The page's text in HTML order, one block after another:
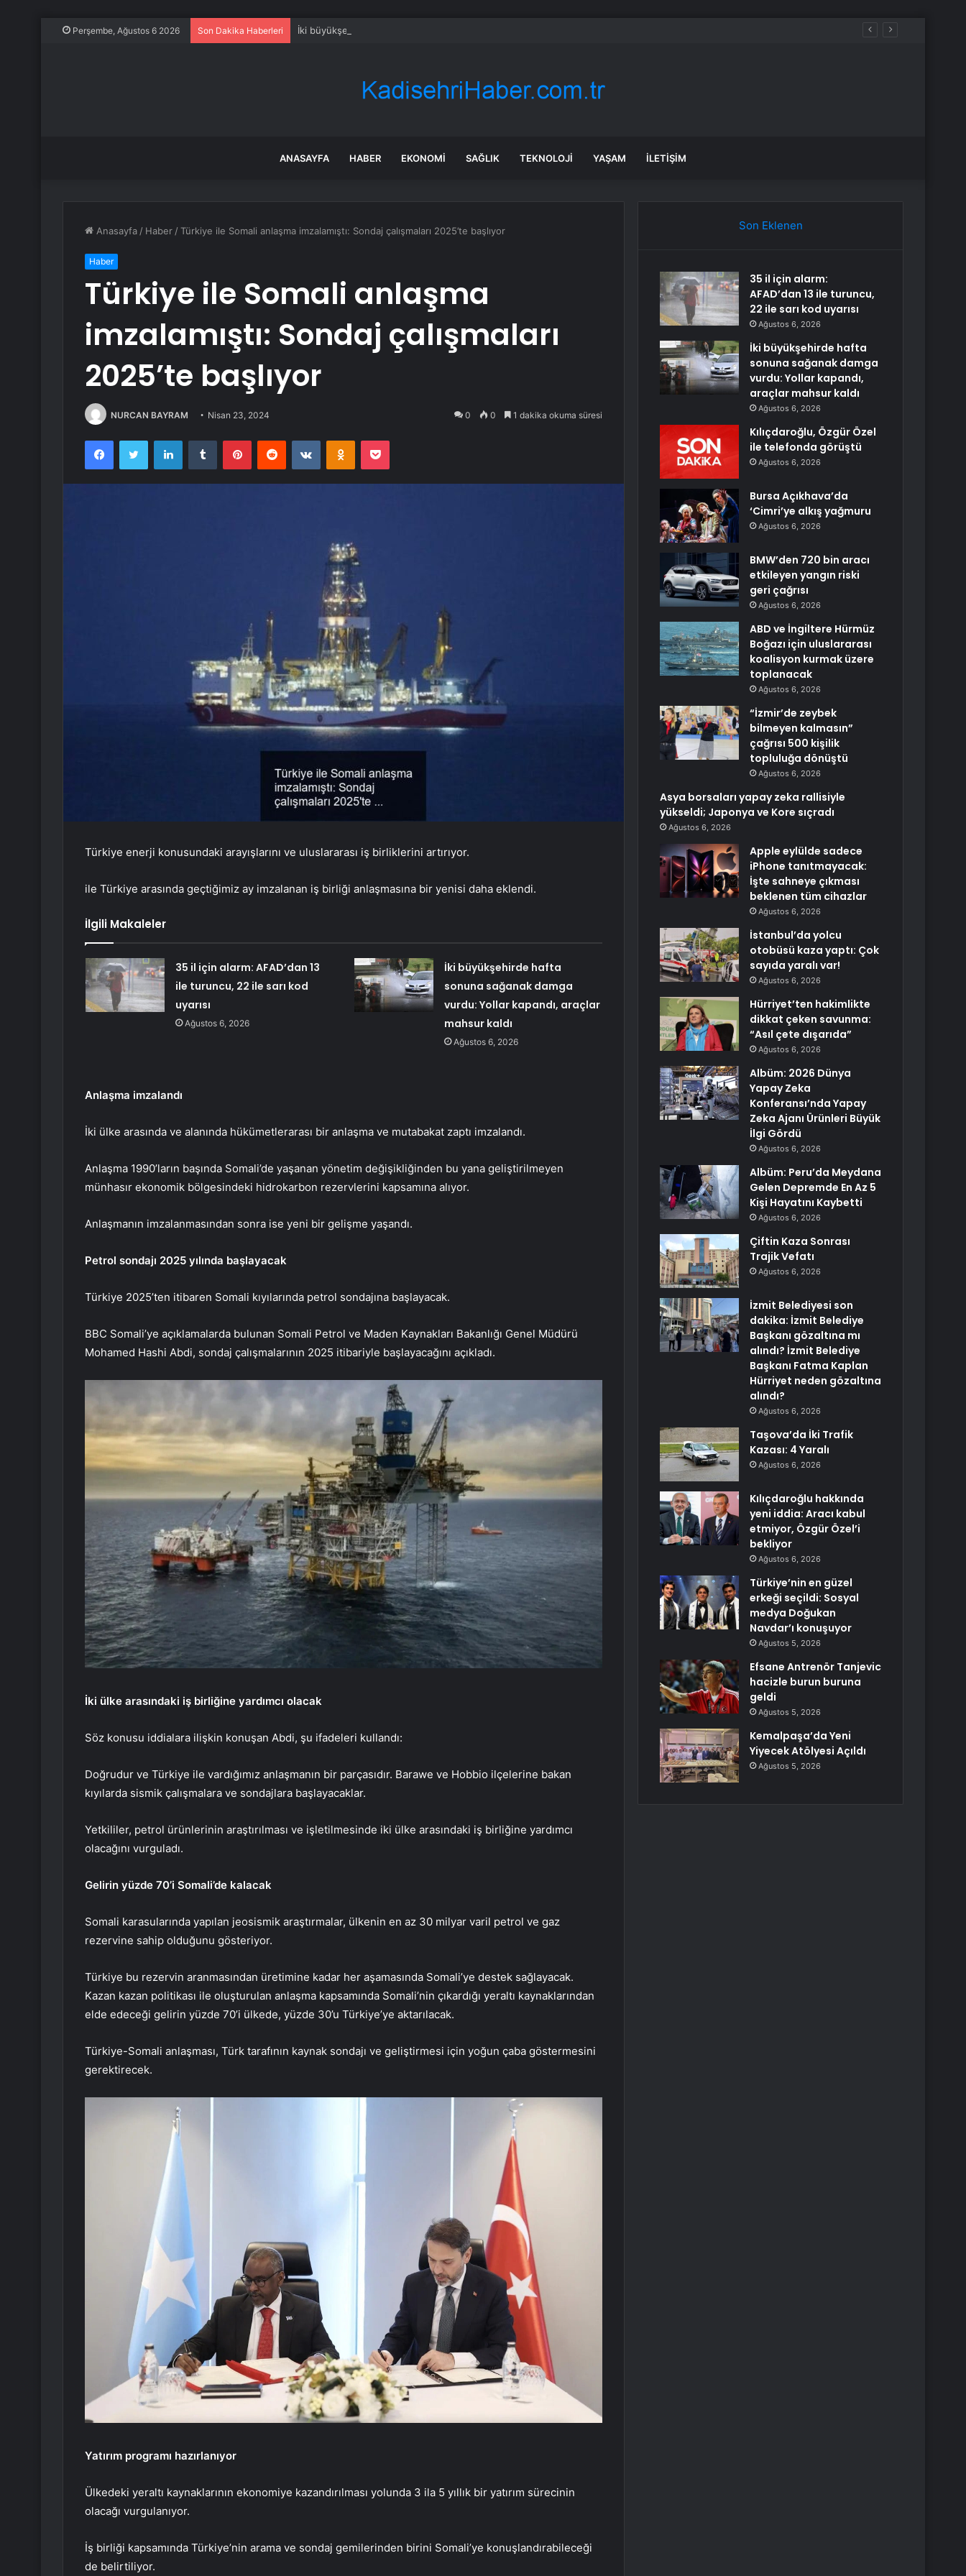
Perşembe, Ağustos 6 2026 Son Dakika Haberleri İki büyükşehirde hafta sonuna sağanak damga vurdu: Yollar kapandı, araçlar mahsur kaldı
ANASAYFA HABER EKONOMI SAĞLIK TEKNOLOJI YAŞAM İLETIŞIM
Anasayfa / Haber /Türkiye ile Somali anlaşma imzalamıştı: Sondaj çalışmaları 2025’te başlıyor
Haber
Türkiye ile Somali anlaşma
imzalamıştı: Sondaj çalışmaları
2025’te başlıyor
NURCAN BAYRAM Nisan 23, 2024 0 0 1 dakika okuma süresi
FacebookTwitter LinkedInTumblr PinterestReddit VKontakteOdnoklassniki
Pocket
Türkiye enerji konusundaki arayışlarını ve uluslararası iş birliklerini artırıyor.
ile Türkiye arasında geçtiğimiz ay imzalanan iş birliği anlaşmasına bir yenisi daha eklendi.
İlgili Makaleler
35 il için alarm: AFAD’dan 13
ile turuncu, 22 ile sarı kod
uyarısı
Ağustos 6, 2026
İki büyükşehirde hafta
sonuna sağanak damga
vurdu: Yollar kapandı, araçlar
mahsur kaldı
Ağustos 6, 2026
Anlaşma imzalandı
İki ülke arasında ve alanında hükümetlerarası bir anlaşma ve mutabakat zaptı imzalandı.
Anlaşma 1990’ların başında Somali’de yaşanan yönetim değişikliğinden bu yana geliştirilmeyen
münhasır ekonomik bölgesindeki hidrokarbon rezervlerini kapsamına alıyor.
Anlaşmanın imzalanmasından sonra ise yeni bir gelişme yaşandı.
Petrol sondajı 2025 yılında başlayacak
Türkiye 2025’ten itibaren Somali kıyılarında petrol sondajına başlayacak.
BBC Somali’ye açıklamalarda bulunan Somali Petrol ve Maden Kaynakları Bakanlığı Genel Müdürü
Mohamed Hashi Abdi, sondaj çalışmalarının 2025 itibariyle başlayacağını açıkladı.
İki ülke arasındaki iş birliğine yardımcı olacak
Söz konusu iddialara ilişkin konuşan Abdi, şu ifadeleri kullandı:
Doğrudur ve Türkiye ile vardığımız anlaşmanın bir parçasıdır. Barawe ve Hobbio ilçelerine bakan
kıyılarda sismik çalışmalara ve sondajlara başlayacaklar.
Yetkililer, petrol ürünlerinin araştırılması ve işletilmesinde iki ülke arasındaki iş birliğine yardımcı
olacağını vurguladı.
Gelirin yüzde 70’i Somali’de kalacak
Somali karasularında yapılan jeosismik araştırmalar, ülkenin en az 30 milyar varil petrol ve gaz
rezervine sahip olduğunu gösteriyor.
Türkiye bu rezervin aranmasından üretimine kadar her aşamasında Somali’ye destek sağlayacak.
Kazan kazan politikası ile oluşturulan anlaşma kapsamında Somali’nin çıkardığı yeraltı kaynaklarından
elde edeceği gelirin yüzde 70’i ülkede, yüzde 30’u Türkiye’ye aktarılacak.
Türkiye-Somali anlaşması, Türk tarafının kaynak sondajı ve geliştirmesi için yoğun çaba göstermesini
gerektirecek.
Yatırım programı hazırlanıyor
Ülkedeki yeraltı kaynaklarının ekonomiye kazandırılması yolunda 3 ila 5 yıllık bir yatırım sürecinin
olacağı vurgulanıyor.
İş birliği kapsamında Türkiye’nin arama ve sondaj gemilerinden birini Somali’ye konuşlandırabileceği
de belirtiliyor.
Son Eklenen
35 il için alarm:
AFAD’dan 13 ile turuncu,
22 ile sarı kod uyarısı
Ağustos 6, 2026
İki büyükşehirde hafta
sonuna sağanak damga
vurdu: Yollar kapandı,
araçlar mahsur kaldı
Ağustos 6, 2026
Kılıçdaroğlu, Özgür Özel
ile telefonda görüştü
Ağustos 6, 2026
Bursa Açıkhava’da
‘Cimri’ye alkış yağmuru
Ağustos 6, 2026
BMW’den 720 bin aracı
etkileyen yangın riski
geri çağrısı
Ağustos 6, 2026
ABD ve İngiltere Hürmüz
Boğazı için uluslararası
koalisyon kurmak üzere
toplanacak
Ağustos 6, 2026
“İzmir’de zeybek
bilmeyen kalmasın”
çağrısı 500 kişilik
topluluğa dönüştü
Ağustos 6, 2026
Asya borsaları yapay zeka rallisiyle
yükseldi; Japonya ve Kore sıçradı
Ağustos 6, 2026
Apple eylülde sadece
iPhone tanıtmayacak:
İşte sahneye çıkması
beklenen tüm cihazlar
Ağustos 6, 2026
İstanbul’da yolcu
otobüsü kaza yaptı: Çok
sayıda yaralı var!
Ağustos 6, 2026
Hürriyet’ten hakimlikte
dikkat çeken savunma:
“Asıl çete dışarıda”
Ağustos 6, 2026
Albüm: 2026 Dünya
Yapay Zeka
Konferansı’nda Yapay
Zeka Ajanı Ürünleri Büyük
İlgi Gördü
Ağustos 6, 2026
Albüm: Peru’da Meydana
Gelen Depremde En Az 5
Kişi Hayatını Kaybetti
Ağustos 6, 2026
Çiftin Kaza Sonrası
Trajik Vefatı
Ağustos 6, 2026
İzmit Belediyesi son
dakika: İzmit Belediye
Başkanı gözaltına mı
alındı? İzmit Belediye
Başkanı Fatma Kaplan
Hürriyet neden gözaltına
alındı?
Ağustos 6, 2026
Taşova’da İki Trafik
Kazası: 4 Yaralı
Ağustos 6, 2026
Kılıçdaroğlu hakkında
yeni iddia: Aracı kabul
etmiyor, Özgür Özel’i
bekliyor
Ağustos 6, 2026
Türkiye’nin en güzel
erkeği seçildi: Sosyal
medya Doğukan
Navdar’ı konuşuyor
Ağustos 5, 2026
Efsane Antrenör Tanjevic
hacizle burun buruna
geldi
Ağustos 5, 2026
Kemalpaşa’da Yeni
Yiyecek Atölyesi Açıldı
Ağustos 5, 2026